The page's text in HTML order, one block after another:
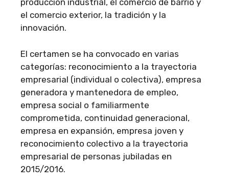
producción industrial, el comercio de barrio y
el comercio exterior, la tradición y la
innovación.
El certamen se ha convocado en varias
categorías: reconocimiento a la trayectoria
empresarial (individual o colectiva), empresa
generadora y mantenedora de empleo,
empresa social o familiarmente
comprometida, continuidad generacional,
empresa en expansión, empresa joven y
reconocimiento colectivo a la trayectoria
empresarial de personas jubiladas en
2015/2016.